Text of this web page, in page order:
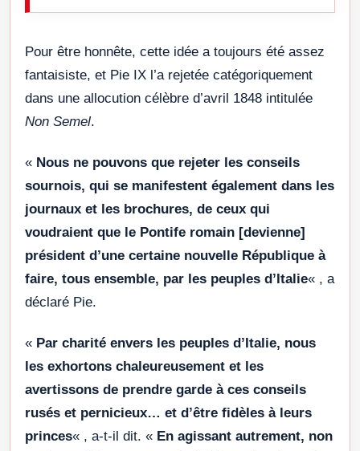
Pour être honnête, cette idée a toujours été assez
fantaisiste, et Pie IX l’a rejetée catégoriquement
dans une allocution célèbre d’avril 1848 intitulée
Non Semel.
« Nous ne pouvons que rejeter les conseils
sournois, qui se manifestent également dans les
journaux et les brochures, de ceux qui
voudraient que le Pontife romain [devienne]
président d’une certaine nouvelle République à
faire, tous ensemble, par les peuples d’Italie« , a
déclaré Pie.
« Par charité envers les peuples d’Italie, nous
les exhortons chaleureusement et les
avertissons de prendre garde à ces conseils
rusés et pernicieux… et d’être fidèles à leurs
princes« , a-t-il dit. « En agissant autrement, non